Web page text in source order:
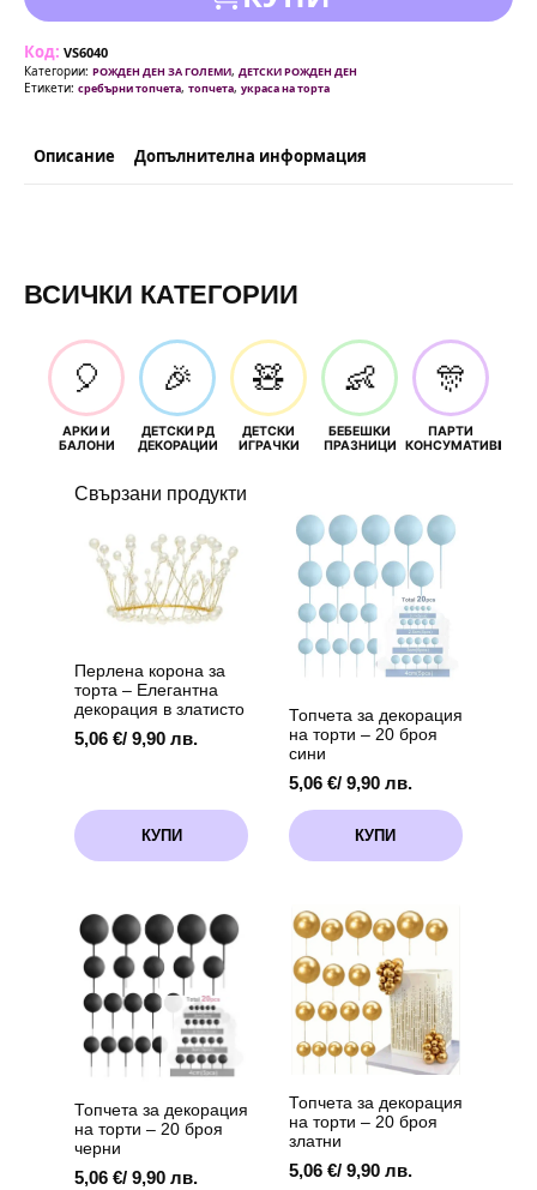
Код: VS6040
Категории: РОЖДЕН ДЕН ЗА ГОЛЕМИ, ДЕТСКИ РОЖДЕН ДЕН
Етикети: сребърни топчета, топчета, украса на торта
Описание Допълнителна информация
ВСИЧКИ КАТЕГОРИИ
🎈
АРКИ И
БАЛОНИ
🎉
ДЕТСКИ РД
ДЕКОРАЦИИ
🧸
ДЕТСКИ
ИГРАЧКИ
👶
БЕБЕШКИ
ПРАЗНИЦИ
🎊
ПАРТИ
КОНСУМАТИВИ
Свързани продукти
Перлена корона за
торта – Елегантна
декорация в златисто
5,06 €/ 9,90 лв.
КУПИ
Топчета за декорация
на торти – 20 броя
сини
5,06 €/ 9,90 лв.
КУПИ
Топчета за декорация
на торти – 20 броя
черни
5,06 €/ 9,90 лв.
Топчета за декорация
на торти – 20 броя
златни
5,06 €/ 9,90 лв.